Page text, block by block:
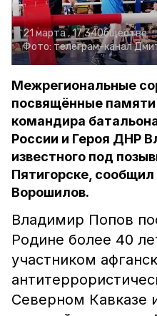
21 марта , 17:34Общество
Фото: телеграм-канал
Межрегиональные
посвящённые памяти
командира
России и Героя ДНР
известного под
Пятигорске,
Ворошилов.
Владимир Попов
Родине более 40
участником
Северном Кавказе